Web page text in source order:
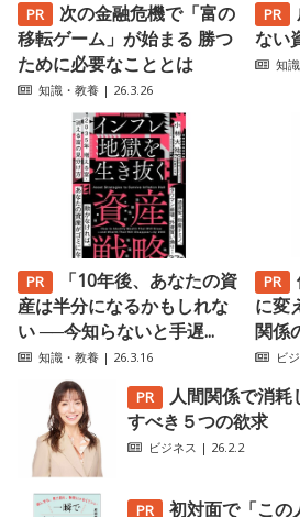
次の金融危機で「富の
移転ゲーム」が始まる 勝つ
ために必要なこととは
知識・教養 | 26.3.26
ない
知
「10年後、あなたの資
産は半分になるかもしれな
い ──今知らないと手遅...
知識・教養 | 26.3.16
に変
関係
ビ
人間関係で消耗
すべき５つの欲求
ビジネス | 26.2.2
初対面で「この